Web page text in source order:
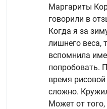
Маргариты
говорили в
Когда я за
лишнего веса,
вспомнила
попробовать.
время
сложно.
Может от